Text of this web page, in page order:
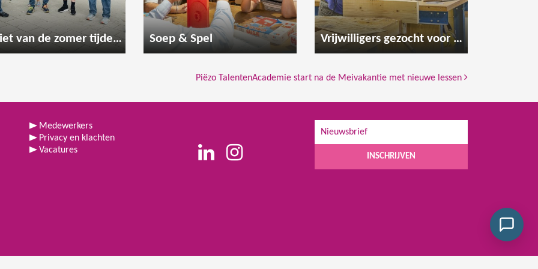
Geniet van de zomer tijdens een gezellige wandeling Soep & Spel Vrijwilligers gezocht voor de houtwerkplaats
Piëzo TalentenAcademie start na de Meivakantie met nieuwe lessen
Medewerkers
Privacy en klachten
Vacatures